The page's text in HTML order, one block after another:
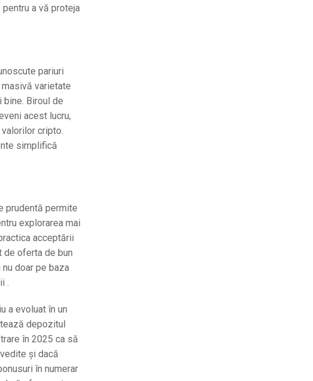
a vă proteja
pariuri
varietate
Biroul de
acest lucru,
cripto.
simplifică
prudentă permite
explorarea mai
acceptării
de oferta de bun
doar pe baza
.
a evoluat în un
depozitul
în 2025 ca să
și dacă
în numerar